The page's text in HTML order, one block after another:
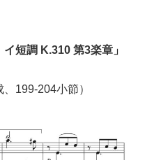
短調 K.310 第3楽章」
199-204小節）